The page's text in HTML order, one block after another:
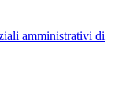
amministrativi di